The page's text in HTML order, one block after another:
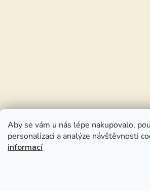
Aby se vám u nás lépe nakupovalo,
personalizaci a analýze návštěvnosti
informací